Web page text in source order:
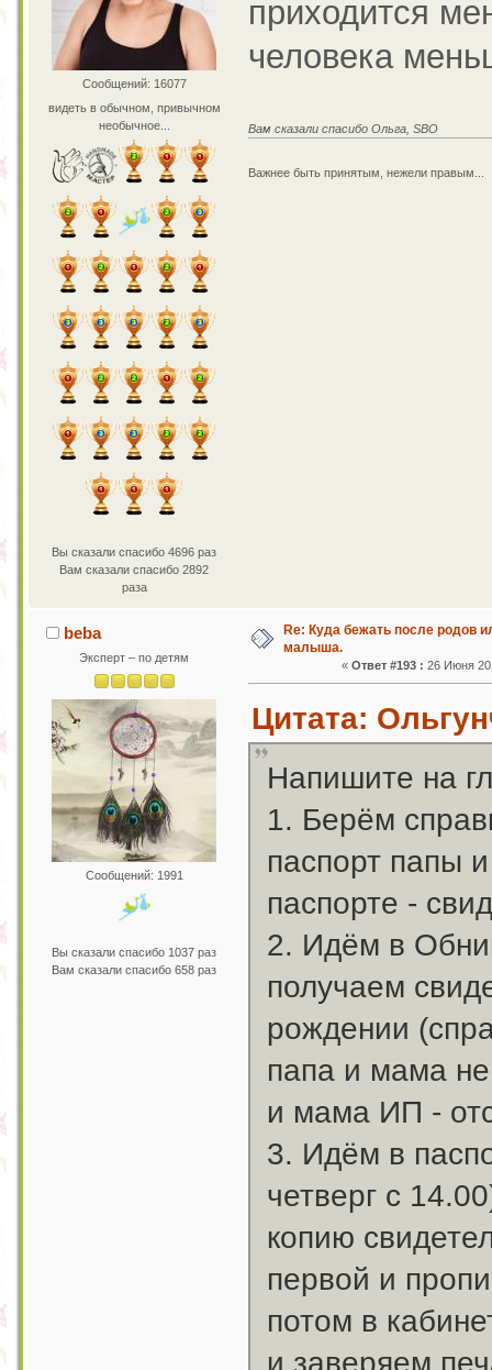
Сообщений: 16077
видеть в обычном, привычном
необычное...
Вы сказали спасибо 4696 раз
Вам сказали спасибо 2892
раза
приходится
человека
Вам сказали спасибо Ольга, SBO
Важнее быть принятым, нежели правым...
beba
Эксперт – по детям
Сообщений: 1991
Вы сказали спасибо 1037 раз
Вам сказали спасибо 658 раз
Re: Куда бежать после родов
малыша.
« Ответ #193 : 26 Июня
Цитата:
Напишите на
1. Берём
паспорт папы
паспорте -
2. Идём в
получаем
рождении
папа и мама
и мама ИП -
3. Идём в
четверг с
копию
первой и
потом в